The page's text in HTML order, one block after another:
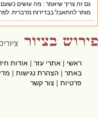
גם זה צריך שיאמר : מה עושים כשעם
מותר להתאבל בבדידות מדברית.
ראשי|אתרי עזר|אודות
באתר|הצהרת נגישות|
פרטיות|צור קשר